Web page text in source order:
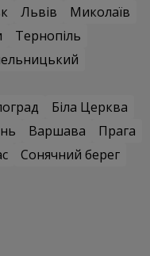
Львів
Миколаїв
Тернопіль
Біла Церква
Варшава
Прага
Сонячний берег